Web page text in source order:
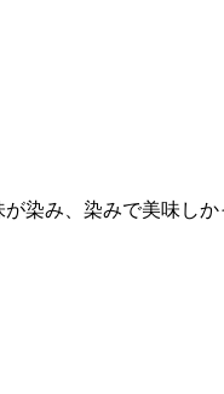
み、染みで美味し